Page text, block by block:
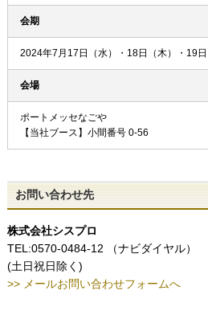
会期
2024年7月17日（水）・18日（木）・19日
会場
ポートメッセなごや
【当社ブース】小間番号 0-56
お問い合わせ先
株式会社シスプロ
TEL:0570-0484-12 （ナビダイヤル）
(土日祝日除く)
>> メールお問い合わせフォームへ